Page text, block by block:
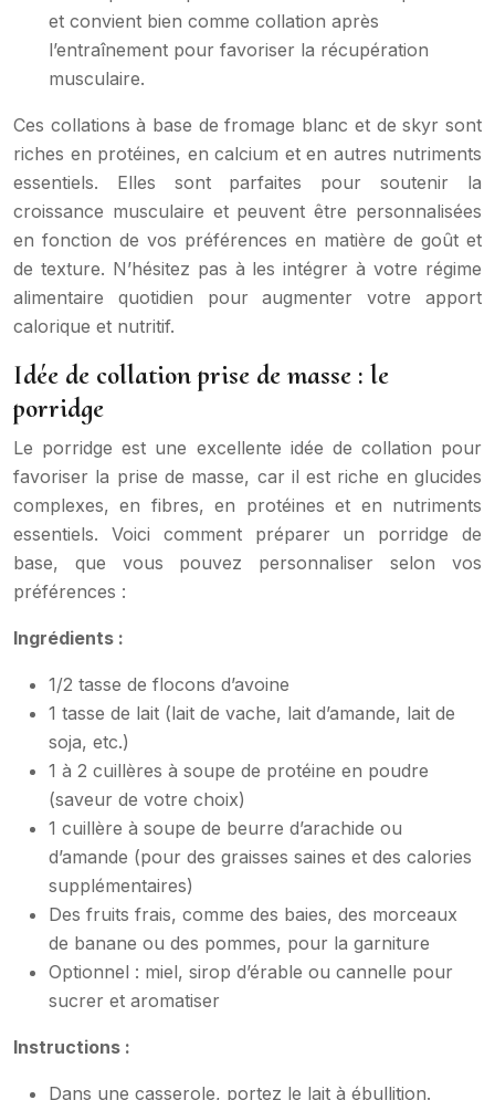
et convient bien comme collation après
l’entraînement pour favoriser la récupération
musculaire.
Ces collations à base de fromage blanc et de skyr sont
riches en protéines, en calcium et en autres nutriments
essentiels. Elles sont parfaites pour soutenir la
croissance musculaire et peuvent être personnalisées
en fonction de vos préférences en matière de goût et
de texture. N’hésitez pas à les intégrer à votre régime
alimentaire quotidien pour augmenter votre apport
calorique et nutritif.
Idée de collation prise de masse : le
porridge
Le porridge est une excellente idée de collation pour
favoriser la prise de masse, car il est riche en glucides
complexes, en fibres, en protéines et en nutriments
essentiels. Voici comment préparer un porridge de
base, que vous pouvez personnaliser selon vos
préférences :
Ingrédients :
1/2 tasse de flocons d’avoine
1 tasse de lait (lait de vache, lait d’amande, lait de
soja, etc.)
1 à 2 cuillères à soupe de protéine en poudre
(saveur de votre choix)
1 cuillère à soupe de beurre d’arachide ou
d’amande (pour des graisses saines et des calories
supplémentaires)
Des fruits frais, comme des baies, des morceaux
de banane ou des pommes, pour la garniture
Optionnel : miel, sirop d’érable ou cannelle pour
sucrer et aromatiser
Instructions :
Dans une casserole, portez le lait à ébullition.